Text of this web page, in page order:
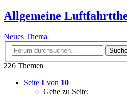
Allgemeine
Neues Thema
Suche
226 Themen
Seite 1 von 10
Gehe zu Seite: